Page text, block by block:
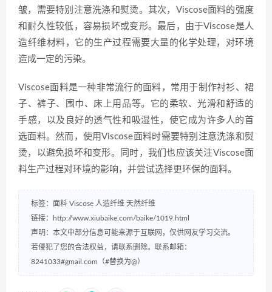
皱，需要特别注意洗涤和熨烫。其次，Viscose面料的强度
和耐久性较低，容易损坏或变形。最后，由于Viscose是人
造纤维材料，它的生产过程需要大量的化学处理，对环境
造成一定的污染。
Viscose面料是一种非常流行的面料，常用于制作衬衫、裙
子、裤子、围巾、床上用品等。它的柔软、光滑和舒适的
手感，以及良好的透气性和吸湿性，使它成为许多人的首
选面料。然而，使用Viscose面料时需要特别注意洗涤和熨
烫，以避免损坏和变形。同时，我们也应该关注Viscose面
料生产过程对环境的影响，并尝试选择更环保的面料。
标签： 面料 Viscose 人造纤维 天然纤维
链接：
http://www.xiubaike.com/baike/1019.html
声明：本文中部分信息可能来源于互联网，仅供网友学习交流。
若侵犯了您的合法权益，请联系删除。联系邮箱：
8241033#gmail.com（#替换为@）